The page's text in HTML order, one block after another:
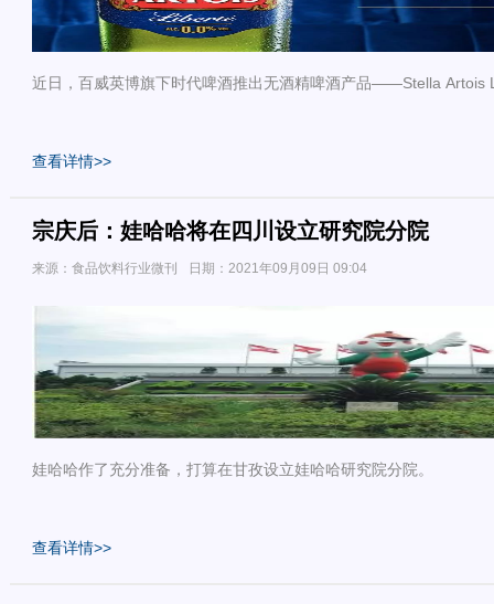
近日，百威英博旗下时代啤酒推出无酒精啤酒产品——Stella Artois
查看详情>>
宗庆后：娃哈哈将在四川设立研究院分院
来源：食品饮料行业微刊 日期：2021年09月09日 09:04
娃哈哈作了充分准备，打算在甘孜设立娃哈哈研究院分院。
查看详情>>